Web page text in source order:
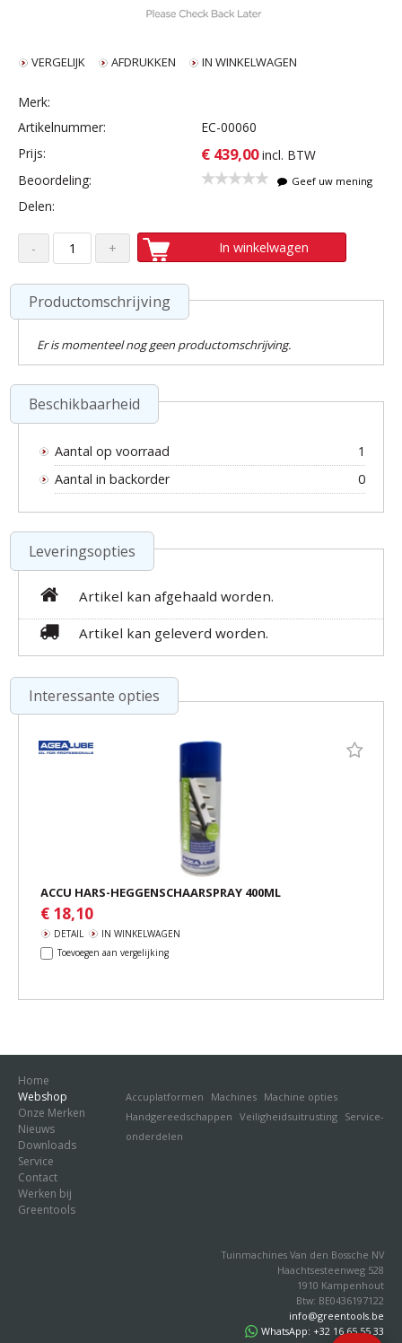
VERGELIJK AFDRUKKEN IN WINKELWAGEN
Merk:
Artikelnummer:
EC-00060
Prijs:
€ 439,00 incl. BTW
Beoordeling:
Geef uw mening
Delen:
In winkelwagen
Productomschrijving
Er is momenteel nog geen productomschrijving.
Beschikbaarheid
Aantal op voorraad
1
Aantal in backorder
0
Leveringsopties
Artikel kan afgehaald worden.
Artikel kan geleverd worden.
Interessante opties
ACCU HARS-HEGGENSCHAARSPRAY 400ML
€ 18,10
DETAIL
IN WINKELWAGEN
Toevoegen aan vergelijking
Home
Webshop
Accuplatformen Machines Machine opties
Handgereedschappen Veiligheidsuitrusting Service-
onderdelen
Onze Merken
Nieuws
Downloads
Service
Contact
Werken bij
Greentools
Tuinmachines Van den Bossche NV
Haachtsesteenweg 528
1910 Kampenhout
Btw: BE0436197122
info@greentools.be
WhatsApp: +32 16 65 55 33